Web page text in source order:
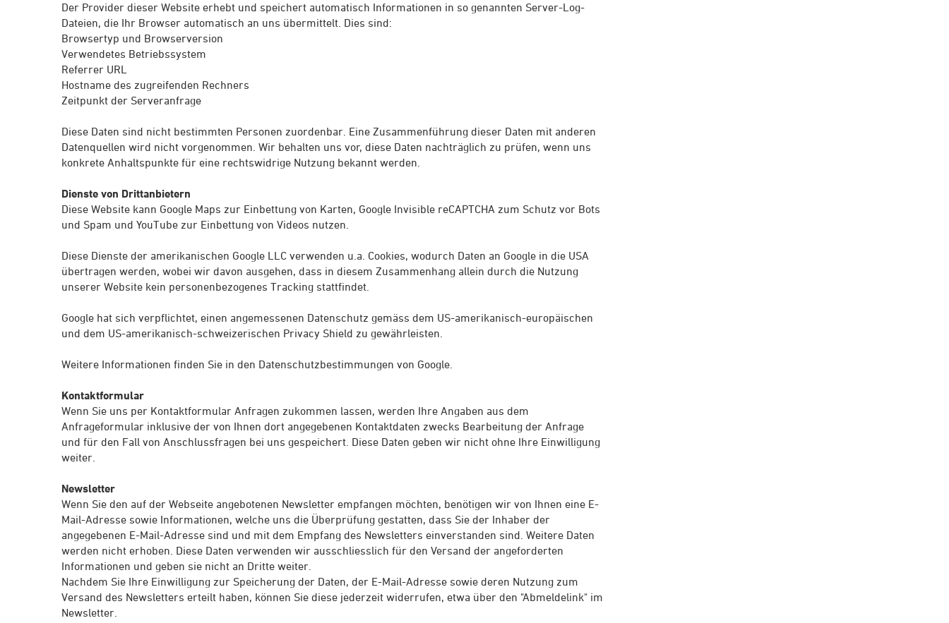
Der Provider dieser Website erhebt und speichert automatisch Informationen in so genannten Server-Log-
Dateien, die Ihr Browser automatisch an uns übermittelt. Dies sind:
Browsertyp und Browserversion
Verwendetes Betriebssystem
Referrer URL
Hostname des zugreifenden Rechners
Zeitpunkt der Serveranfrage
Diese Daten sind nicht bestimmten Personen zuordenbar. Eine Zusammenführung dieser Daten mit anderen
Datenquellen wird nicht vorgenommen. Wir behalten uns vor, diese Daten nachträglich zu prüfen, wenn uns
konkrete Anhaltspunkte für eine rechtswidrige Nutzung bekannt werden.
Dienste von Drittanbietern
Diese Website kann Google Maps zur Einbettung von Karten, Google Invisible reCAPTCHA zum Schutz vor Bots
und Spam und YouTube zur Einbettung von Videos nutzen.
Diese Dienste der amerikanischen Google LLC verwenden u.a. Cookies, wodurch Daten an Google in die USA
übertragen werden, wobei wir davon ausgehen, dass in diesem Zusammenhang allein durch die Nutzung
unserer Website kein personenbezogenes Tracking stattfindet.
Google hat sich verpflichtet, einen angemessenen Datenschutz gemäss dem US-amerikanisch-europäischen
und dem US-amerikanisch-schweizerischen Privacy Shield zu gewährleisten.
Weitere Informationen finden Sie in den Datenschutzbestimmungen von Google.
Kontaktformular
Wenn Sie uns per Kontaktformular Anfragen zukommen lassen, werden Ihre Angaben aus dem
Anfrageformular inklusive der von Ihnen dort angegebenen Kontaktdaten zwecks Bearbeitung der Anfrage
und für den Fall von Anschlussfragen bei uns gespeichert. Diese Daten geben wir nicht ohne Ihre Einwilligung
weiter.
Newsletter
Wenn Sie den auf der Webseite angebotenen Newsletter empfangen möchten, benötigen wir von Ihnen eine E-
Mail-Adresse sowie Informationen, welche uns die Überprüfung gestatten, dass Sie der Inhaber der
angegebenen E-Mail-Adresse sind und mit dem Empfang des Newsletters einverstanden sind. Weitere Daten
werden nicht erhoben. Diese Daten verwenden wir ausschliesslich für den Versand der angeforderten
Informationen und geben sie nicht an Dritte weiter.
Nachdem Sie Ihre Einwilligung zur Speicherung der Daten, der E-Mail-Adresse sowie deren Nutzung zum
Versand des Newsletters erteilt haben, können Sie diese jederzeit widerrufen, etwa über den "Abmeldelink" im
Newsletter.